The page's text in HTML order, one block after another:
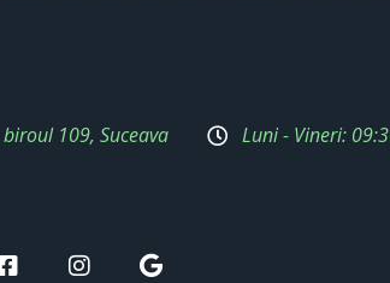
109, Suceava Luni - Vineri: